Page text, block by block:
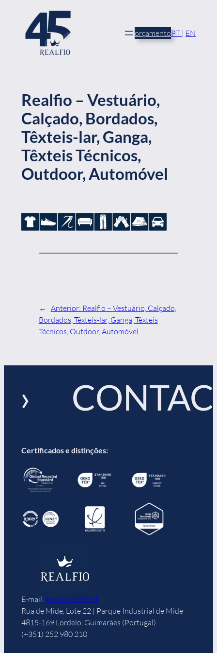
orçamentoPT | EN
Realfio – Vestuário,
Calçado, Bordados,
Têxteis-lar, Ganga,
Têxteis Técnicos,
Outdoor, Automóvel
← Anterior: Realfio – Vestuário, Calçado,
Bordados, Têxteis-lar, Ganga, Têxteis
Técnicos, Outdoor, Automóvel
›
Certificados e distinções:
E-mail: geral@realfio.pt
Rua de Mide, Lote 22 | Parque Industrial de Mide
4815-169 Lordelo, Guimarães (Portugal)
(+351) 252 980 210